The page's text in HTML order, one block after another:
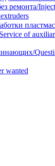
ремонта/
of
wanted